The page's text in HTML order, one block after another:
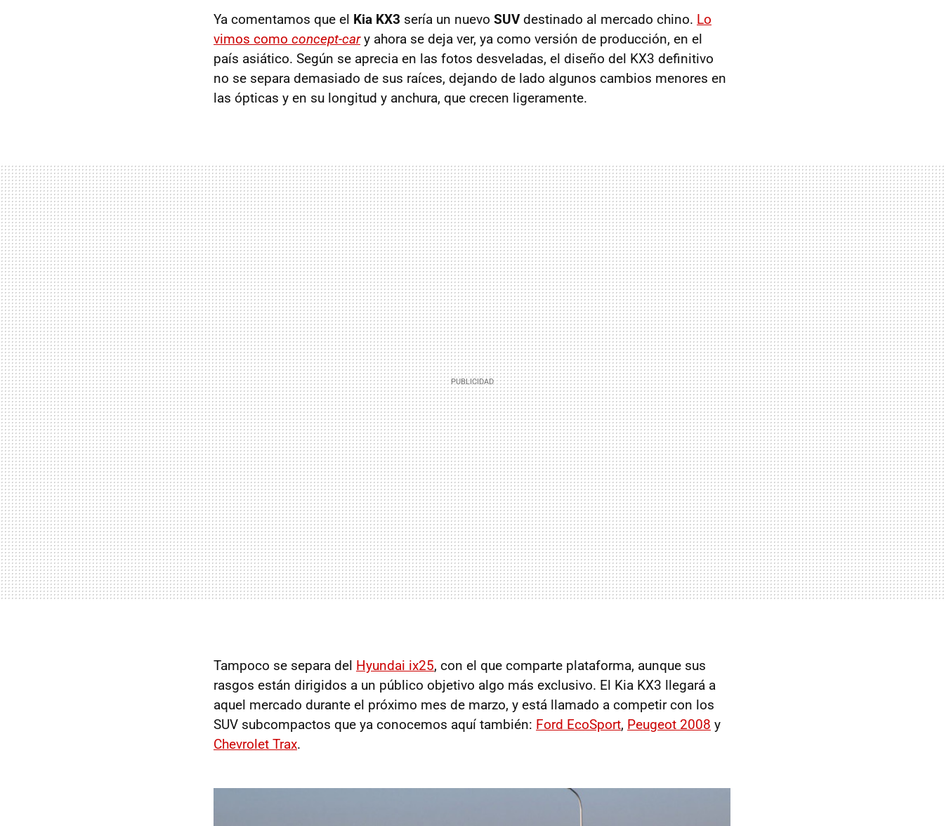
Ya comentamos que el Kia KX3 sería un nuevo SUVdestinado al mercado chino. Lo
vimos como concept-cary ahora se deja ver, ya como versión de producción, en el
país asiático. Según se aprecia en las fotos desveladas, el diseño del KX3 definitivo
no se separa demasiado de sus raíces, dejando de lado algunos cambios menores en
las ópticas y en su longitud y anchura, que crecen ligeramente.
Tampoco se separa del Hyundai ix25, con el que comparte plataforma, aunque sus
rasgos están dirigidos a un público objetivo algo más exclusivo. El Kia KX3 llegará a
aquel mercado durante el próximo mes de marzo, y está llamado a competir con los
SUV subcompactos que ya conocemos aquí también: Ford EcoSport, Peugeot 2008 y
Chevrolet Trax.